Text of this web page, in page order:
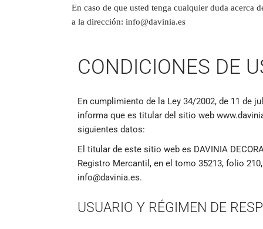
En caso de que usted tenga cualquier duda acerca
a la dirección: info@davinia.es
CONDICIONES DE
En cumplimiento de la Ley 34/2002, de 11 de
informa que es titular del sitio web
siguientes datos:
El titular de este sitio web es DAVINIA
Registro Mercantil, en el tomo 35213, folio
info@davinia.es.
USUARIO Y RÉGIMEN DE